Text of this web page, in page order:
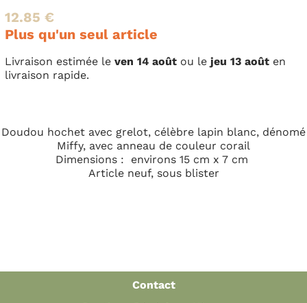
12.85 €
Plus qu'un seul article
Livraison estimée le ven 14 août ou le jeu 13 août en
livraison rapide.
Doudou hochet avec grelot, célèbre lapin blanc, dénomé
Miffy, avec anneau de couleur corail
Dimensions : environs 15 cm x 7 cm
Article neuf, sous blister
Contact